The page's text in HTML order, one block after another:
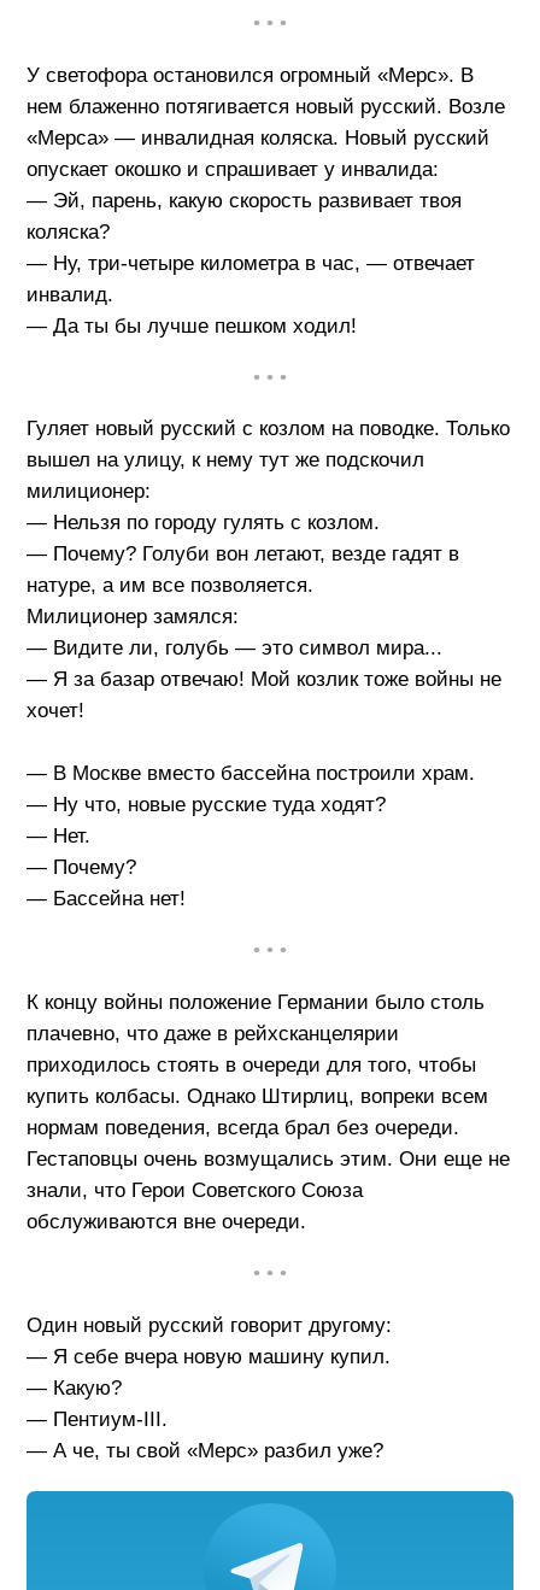
• • •
У светофора остановился огромный «Мерс». В
нем блаженно потягивается новый русский. Возле
«Мерса» — инвалидная коляска. Новый русский
опускает окошко и спрашивает у инвалида:
— Эй, парень, какую скорость развивает твоя
коляска?
— Ну, три-четыре километра в час, — отвечает
инвалид.
— Да ты бы лучше пешком ходил!
• • •
Гуляет новый русский с козлом на поводке. Только
вышел на улицу, к нему тут же подскочил
милиционер:
— Нельзя по городу гулять с козлом.
— Почему? Голуби вон летают, везде гадят в
натуре, а им все позволяется.
Милиционер замялся:
— Видите ли, голубь — это символ мира...
— Я за базар отвечаю! Мой козлик тоже войны не
хочет!
— В Москве вместо бассейна построили храм.
— Hу что, новые русские туда ходят?
— Нет.
— Почему?
— Бассейна нет!
• • •
К концу войны положение Германии было столь
плачевно, что даже в рейхсканцелярии
приходилось стоять в очереди для того, чтобы
купить колбасы. Однако Штирлиц, вопреки всем
нормам поведения, всегда брал без очереди.
Гестаповцы очень возмущались этим. Они еще не
знали, что Герои Советского Союза
обслуживаются вне очереди.
• • •
Один новый русский говорит другому:
— Я себе вчера новую машину купил.
— Какую?
— Пентиум-III.
— А че, ты свой «Мерс» разбил уже?